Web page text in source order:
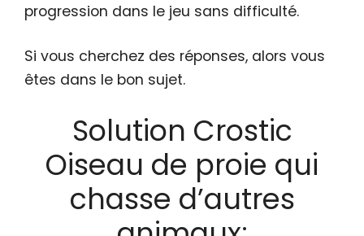
progression dans le jeu sans difficulté.
Si vous cherchez des réponses, alors vous
êtes dans le bon sujet.
Solution Crostic
Oiseau de proie qui
chasse d’autres